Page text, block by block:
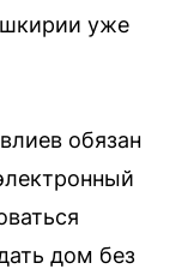
уже
обязан
дом без